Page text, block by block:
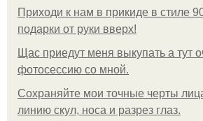
Приходи к нам в прикиде в стиле
подарки от руки вверх!
Щас приедут меня выкупать а тут
фотосессию со мной.
Сохраняйте мои точные черты
линию скул, носа и разрез глаз.